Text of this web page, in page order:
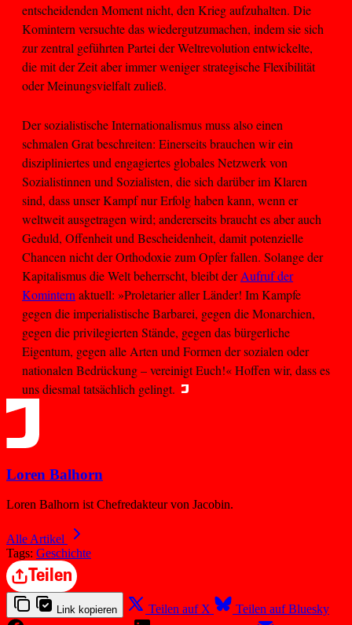
entscheidenden Moment nicht, den Krieg aufzuhalten. Die
Komintern versuchte das wiedergutzumachen, indem sie sich
zur zentral geführten Partei der Weltrevolution entwickelte,
die mit der Zeit aber immer weniger strategische Flexibilität
oder Meinungsvielfalt zuließ.
Der sozialistische Internationalismus muss also einen
schmalen Grat beschreiten: Einerseits brauchen wir ein
diszipliniertes und engagiertes globales Netzwerk von
Sozialistinnen und Sozialisten, die sich darüber im Klaren
sind, dass unser Kampf nur Erfolg haben kann, wenn er
weltweit ausgetragen wird; andererseits braucht es aber auch
Geduld, Offenheit und Bescheidenheit, damit potenzielle
Chancen nicht der Orthodoxie zum Opfer fallen. Solange der
Kapitalismus die Welt beherrscht, bleibt derAufruf der
Komintern aktuell: »Proletarier aller Länder! Im Kampfe
gegen die imperialistische Barbarei, gegen die Monarchien,
gegen die privilegierten Stände, gegen das bürgerliche
Eigentum, gegen alle Arten und Formen der sozialen oder
nationalen Bedrückung – vereinigt Euch!« Hoffen wir, dass es
uns diesmal tatsächlich gelingt.
Loren Balhorn
Loren Balhorn ist Chefredakteur von Jacobin.
Alle Artikel
Tags: Geschichte
Teilen
Link kopieren Teilen auf X
Teilen auf Bluesky